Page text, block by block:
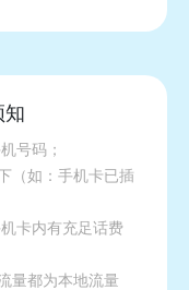
知
号码；
（如：手机卡已插
卡内有充足话费
量都为本地流量